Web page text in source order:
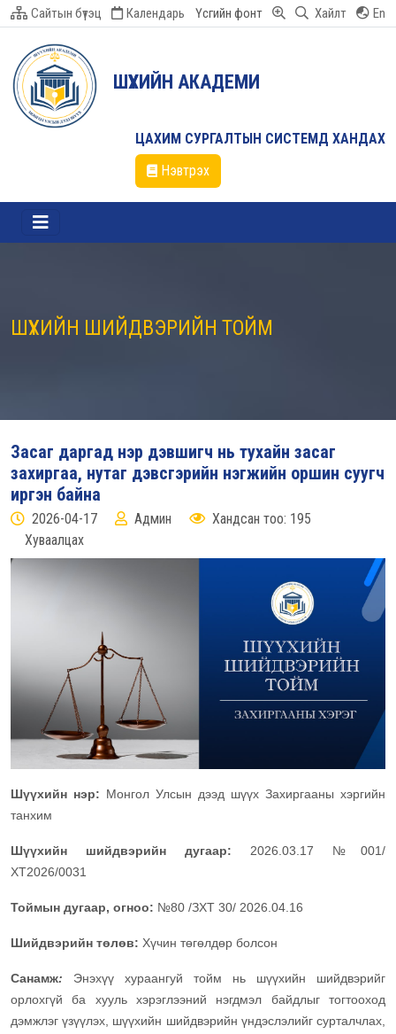
Сайтын бүтэц Календарь Үсгийн фонт Хайлт En
ШҮҮХИЙН АКАДЕМИ
ЦАХИМ СУРГАЛТЫН СИСТЕМД ХАНДАХ
Нэвтрэх
ШҮҮХИЙН ШИЙДВЭРИЙН ТОЙМ
Засаг даргад нэр дэвшигч нь тухайн засаг
захиргаа, нутаг дэвсгэрийн нэгжийн оршин суугч
иргэн байна
2026-04-17 Админ
Хандсан тоо: 195
Хуваалцах
Шүүхийн нэр: Монгол Улсын дээд шүүх Захиргааны хэргийн
танхим
Шүүхийн шийдвэрийн дугаар: 2026.03.17 №001/
ХТ2026/0031
Тоймын дугаар, огноо: №80 /ЗХТ 30/ 2026.04.16
Шийдвэрийн төлөв: Хүчин төгөлдөр болсон
Санамж: Энэхүү хураангуй тойм нь шүүхийн шийдвэрийг
орлохгүй ба хууль хэрэглээний нэгдмэл байдлыг тогтооход
дэмжлэг үзүүлэх, шүүхийн шийдвэрийн үндэслэлийг сурталчлах,